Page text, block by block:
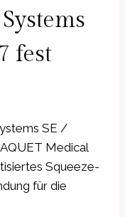
fest
SE /
Medical
Squeeze-
für die